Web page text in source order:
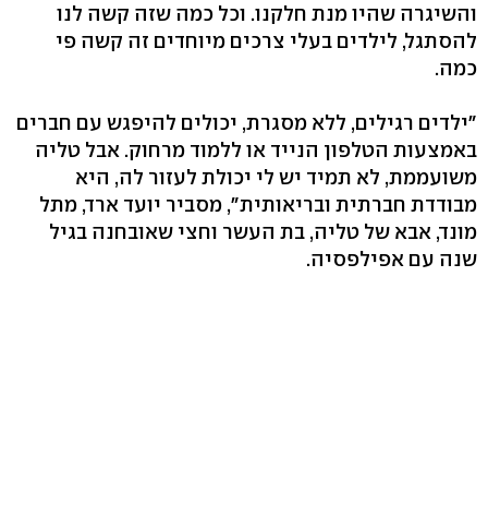
והשיגרה שהיו מנת חלקנו. וכל כמה שזה קשה לנו
להסתגל, לילדים בעלי צרכים מיוחדים זה קשה פי
כמה.
"ילדים רגילים, ללא מסגרת, יכולים להיפגש עם חברים
באמצעות הטלפון הנייד או ללמוד מרחוק. אבל טליה
משועממת, לא תמיד יש לי יכולת לעזור לה, היא
מבודדת חברתית ובריאותית", מסביר יועד ארד, מתל
מונד, אבא של טליה, בת העשר וחצי שאובחנה בגיל
שנה עם אפילפסיה.